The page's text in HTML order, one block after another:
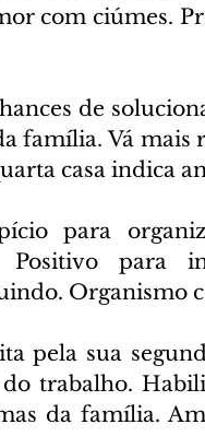
com ciúmes.
de
família. Vá mais
casa indica
para
Positivo para
Organismo
pela sua
do trabalho.
da família.